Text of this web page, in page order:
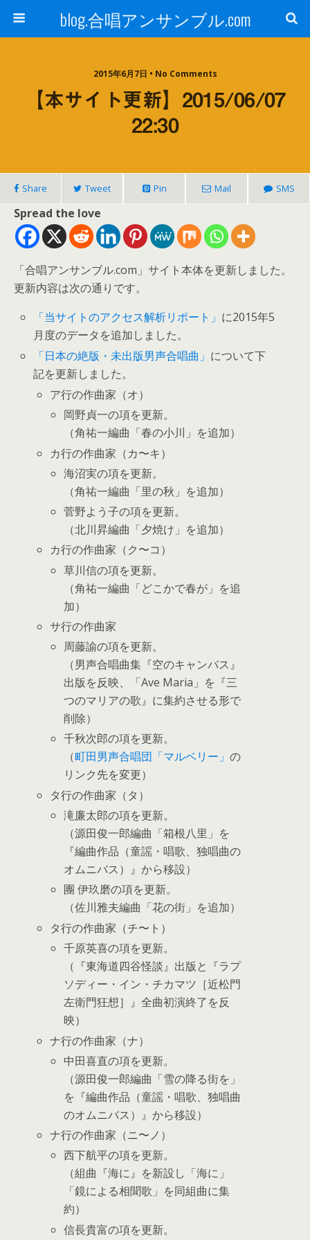
blog.合唱アンサンブル.com
2015年6月7日 • No Comments
【本サイト更新】2015/06/07
22:30
Share Tweet Pin Mail SMS
Spread the love
「合唱アンサンブル.com」サイト本体を更新しました。
更新内容は次の通りです。
「当サイトのアクセス解析リポート」 に2015年5
月度のデータを追加しました。
「日本の絶版・未出版男声合唱曲」 について下
記を更新しました。
ア行の作曲家（オ）
岡野貞一の項を更新。
（角祐一編曲「春の小川」を追加）
カ行の作曲家（カ〜キ）
海沼実の項を更新。
（角祐一編曲「里の秋」を追加）
菅野よう子の項を更新。
（北川昇編曲「夕焼け」を追加）
カ行の作曲家（ク〜コ）
草川信の項を更新。
（角祐一編曲「どこかで春が」を追
加）
サ行の作曲家
周藤諭の項を更新。
（男声合唱曲集『空のキャンバス』
出版を反映、「Ave Maria」を『三
つのマリアの歌』に集約させる形で
削除）
千秋次郎の項を更新。
（町田男声合唱団「マルベリー」の
リンク先を変更）
タ行の作曲家（タ）
滝廉太郎の項を更新。
（源田俊一郎編曲「箱根八里」を
『編曲作品（童謡・唱歌、独唱曲の
オムニバス）』から移設）
團 伊玖磨の項を更新。
（佐川雅夫編曲「花の街」を追加）
タ行の作曲家（チ〜ト）
千原英喜の項を更新。
（『東海道四谷怪談』出版と『ラプ
ソディー・イン・チカマツ［近松門
左衛門狂想］』全曲初演終了を反
映）
ナ行の作曲家（ナ）
中田喜直の項を更新。
（源田俊一郎編曲「雪の降る街を」
を『編曲作品（童謡・唱歌、独唱曲
のオムニバス）』から移設）
ナ行の作曲家（ニ〜ノ）
西下航平の項を更新。
（組曲『海に』を新設し「海に」
「鏡による相聞歌」を同組曲に集
約）
信長貴富の項を更新。